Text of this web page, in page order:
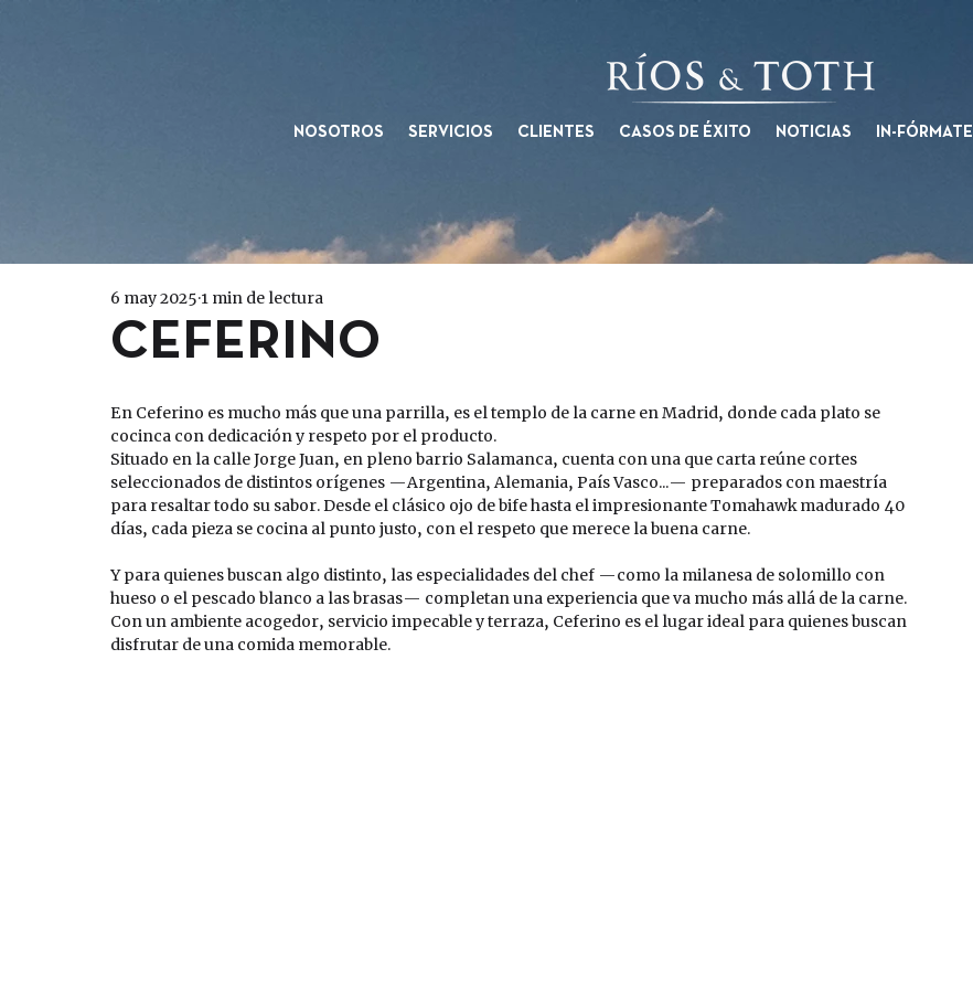
NOSOTROS SERVICIOS CLIENTES CASOS DE ÉXITO NOTICIAS IN-FÓRMATE
CEFERINO
6 may 2025 1 min de lectura
En Ceferino es mucho más que una parrilla, es el templo de la carne en Madrid, donde cada plato se
cocinca con dedicación y respeto por el producto.
Situado en la calle Jorge Juan, en pleno barrio Salamanca, cuenta con una que carta reúne cortes
seleccionados de distintos orígenes —Argentina, Alemania, País Vasco...— preparados con maestría
para resaltar todo su sabor. Desde el clásico ojo de bife hasta el impresionante Tomahawk madurado 40
días, cada pieza se cocina al punto justo, con el respeto que merece la buena carne.
Y para quienes buscan algo distinto, las especialidades del chef —como la milanesa de solomillo con
hueso o el pescado blanco a las brasas— completan una experiencia que va mucho más allá de la carne.
Con un ambiente acogedor, servicio impecable y terraza, Ceferino es el lugar ideal para quienes buscan
disfrutar de una comida memorable.